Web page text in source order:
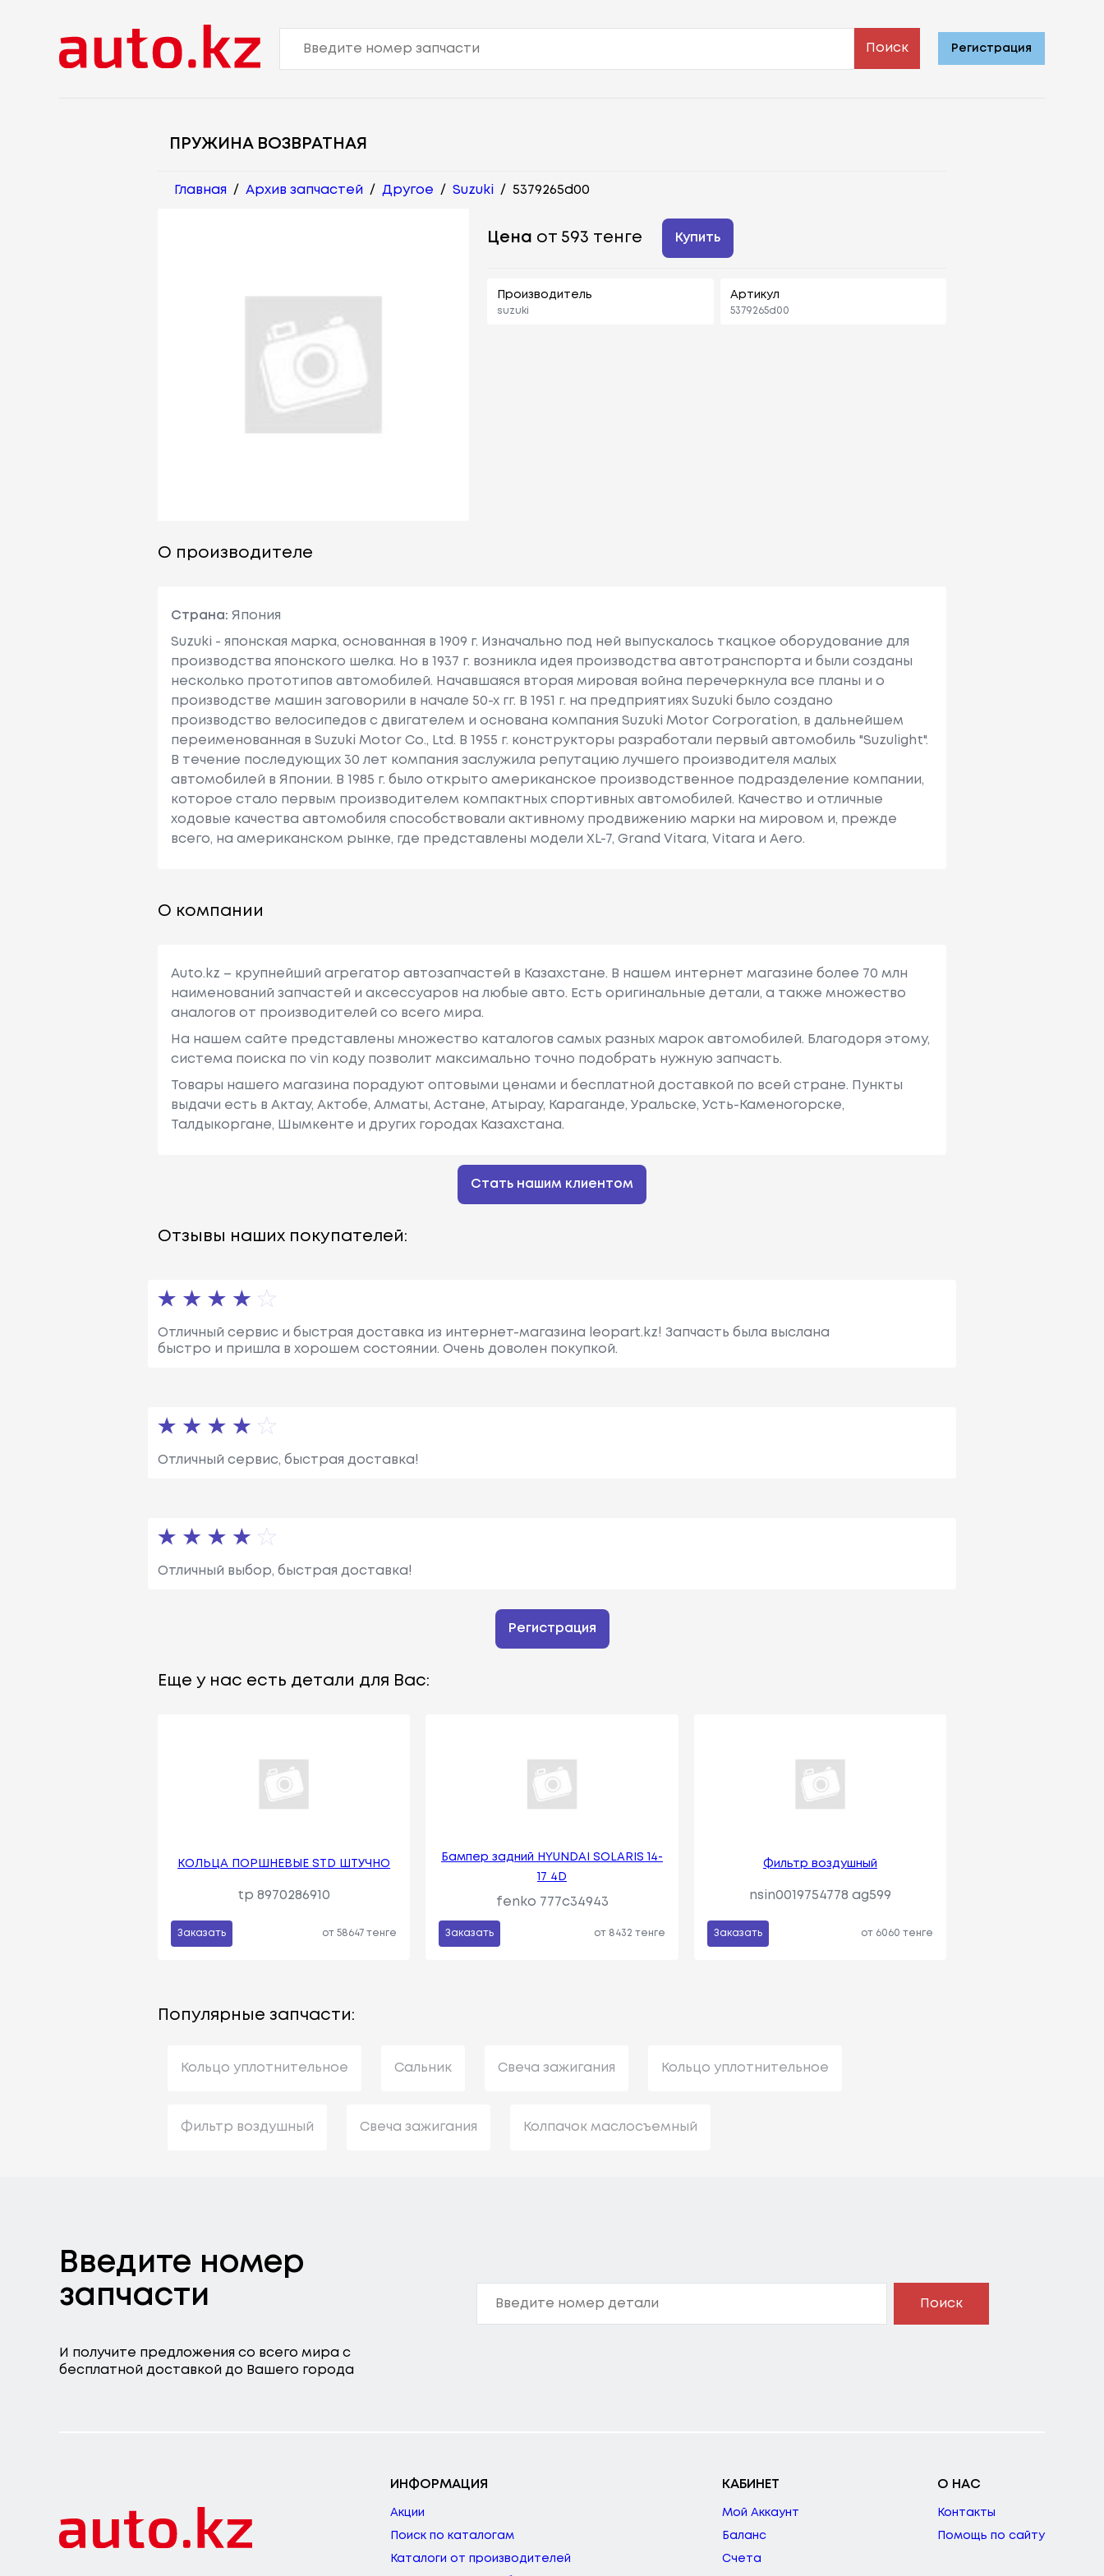
Поиск Регистрация
ПРУЖИНА ВОЗВРАТНАЯ
Главная / Архив запчастей / Другое / Suzuki / 5379265d00
Цена от 593 тенге Купить
Производитель
suzuki
Артикул
5379265d00
О производителе
Страна: Япония
Suzuki - японская марка, основанная в 1909 г. Изначально под ней выпускалось ткацкое оборудование для
производства японского шелка. Но в 1937 г. возникла идея производства автотранспорта и были созданы
несколько прототипов автомобилей. Начавшаяся вторая мировая война перечеркнула все планы и о
производстве машин заговорили в начале 50-х гг. В 1951 г. на предприятиях Suzuki было создано
производство велосипедов с двигателем и основана компания Suzuki Motor Corporation, в дальнейшем
переименованная в Suzuki Motor Co., Ltd. В 1955 г. конструкторы разработали первый автомобиль "Suzulight".
В течение последующих 30 лет компания заслужила репутацию лучшего производителя малых
автомобилей в Японии. В 1985 г. было открыто американское производственное подразделение компании,
которое стало первым производителем компактных спортивных автомобилей. Качество и отличные
ходовые качества автомобиля способствовали активному продвижению марки на мировом и, прежде
всего, на американском рынке, где представлены модели XL-7, Grand Vitara, Vitara и Aero.
О компании
Auto.kz – крупнейший агрегатор автозапчастей в Казахстане. В нашем интернет магазине более 70 млн
наименований запчастей и аксессуаров на любые авто. Есть оригинальные детали, а также множество
аналогов от производителей со всего мира.
На нашем сайте представлены множество каталогов самых разных марок автомобилей. Благодоря этому,
система поиска по vin коду позволит максимально точно подобрать нужную запчасть.
Товары нашего магазина порадуют оптовыми ценами и бесплатной доставкой по всей стране. Пункты
выдачи есть в Актау, Актобе, Алматы, Астане, Атырау, Караганде, Уральске, Усть-Каменогорске,
Талдыкоргане, Шымкенте и других городах Казахстана.
Стать нашим клиентом
Отзывы наших покупателей:
Отличный сервис и быстрая доставка из интернет-магазина leopart.kz! Запчасть была выслана
быстро и пришла в хорошем состоянии. Очень доволен покупкой.
Отличный сервис, быстрая доставка!
Отличный выбор, быстрая доставка!
Регистрация
Еще у нас есть детали для Вас:
КОЛЬЦА ПОРШНЕВЫЕ STD ШТУЧНО
tp 8970286910
Заказать от 58647 тенге
Бампер задний HYUNDAI SOLARIS 14-
17 4D
fenko 777c34943
Заказать от 8432 тенге
Фильтр воздушный
nsin0019754778 ag599
Заказать от 6060 тенге
Популярные запчасти:
Кольцо уплотнительное Сальник Свеча зажигания Кольцо уплотнительное
Фильтр воздушный Свеча зажигания Колпачок маслосъемный
Введите номер
запчасти
И получите предложения со всего мира с
бесплатной доставкой до Вашего города
Поиск
ИНФОРМАЦИЯ
Акции
Поиск по каталогам
Каталоги от производителей
КАБИНЕТ
Мой Аккаунт
Баланс
Счета
О НАС
Контакты
Помощь по сайту